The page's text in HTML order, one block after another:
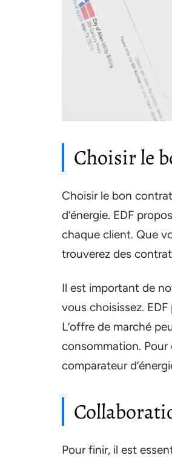
Choisir le
Choisir le bon
d’énergie. EDF
chaque client. Que
trouverez des
Il est important de
vous choisissez.
L’offre de marché
consommation. Pour
comparateur
Pour finir, il est